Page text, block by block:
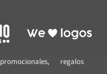
regalos